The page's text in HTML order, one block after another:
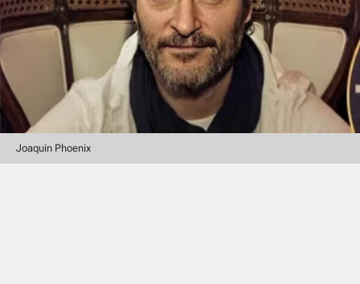
Joaquin Phoenix